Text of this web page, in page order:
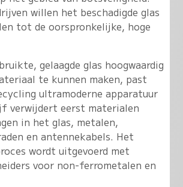
willen het beschadigde glas
tot de oorspronkelijke, hoge
gelaagde glas hoogwaardig
te kunnen maken, past
ultramoderne apparatuur
verwijdert eerst materialen
in het glas, metalen,
en antennekabels. Het
wordt uitgevoerd met
voor non-ferrometalen en